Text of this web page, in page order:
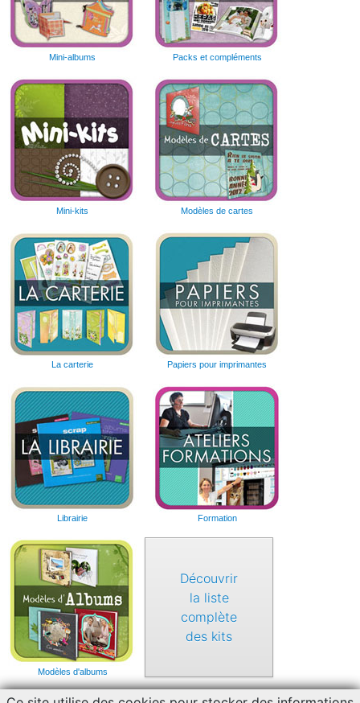
Mini-albums Packs et compléments
Mini-kits Modèles de cartes
La carterie Papiers pour imprimantes
Librairie Formation
Modèles d'albums
Découvrir
la liste
complète
des kits